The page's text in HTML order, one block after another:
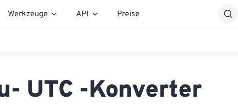
Werkzeuge API Preise
UTC -Konverter